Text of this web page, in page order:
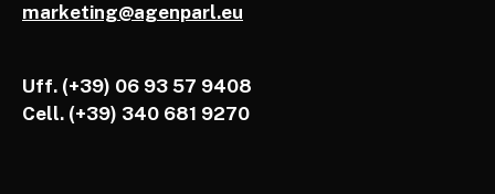
marketing@agenparl.eu
Uff. (+39) 06 93 57 9408
Cell. (+39) 340 681 9270